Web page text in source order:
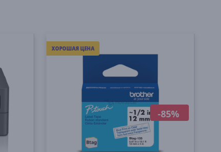
ХОРОШАЯ ЦЕНА
-85%